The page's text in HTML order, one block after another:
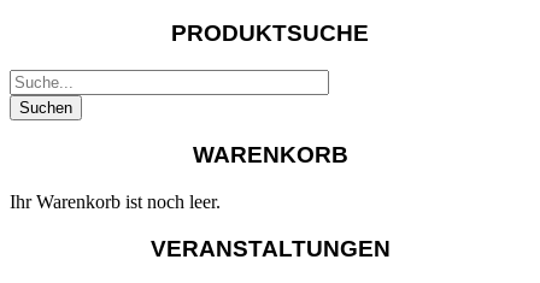
PRODUKTSUCHE
WARENKORB
Ihr Warenkorb ist noch leer.
VERANSTALTUNGEN